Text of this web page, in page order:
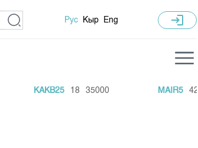
Рус Кыр Eng login
KAKB25 18 35000 MAIR5 420